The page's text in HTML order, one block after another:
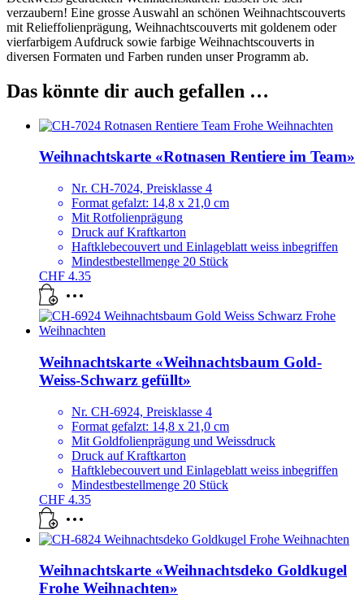
verzaubern! Eine grosse Auswahl an schönen Weihnachtscouverts
mit Relieffolienprägung, Weihnachtscouverts mit goldenem oder
vierfarbigem Aufdruck sowie farbige Weihnachtscouverts in
diversen Formaten und Farben runden unser Programm ab.
Das könnte dir auch gefallen …
Weihnachtskarte «Rotnasen Rentiere im Team»
Nr. CH-7024, Preisklasse 4
Format gefalzt: 14,8 x 21,0 cm
Mit Rotfolienprägung
Druck auf Kraftkarton
Haftklebecouvert und Einlageblatt weiss inbegriffen
Mindestbestellmenge 20 Stück
CHF 4.35
Weihnachtskarte «Weihnachtsbaum Gold-
Weiss-Schwarz gefüllt»
Nr. CH-6924, Preisklasse 4
Format gefalzt: 14,8 x 21,0 cm
Mit Goldfolienprägung und Weissdruck
Druck auf Kraftkarton
Haftklebecouvert und Einlageblatt weiss inbegriffen
Mindestbestellmenge 20 Stück
CHF 4.35
Weihnachtskarte «Weihnachtsdeko Goldkugel
Frohe Weihnachten»